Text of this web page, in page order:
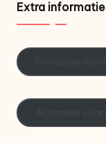
Extra informatie